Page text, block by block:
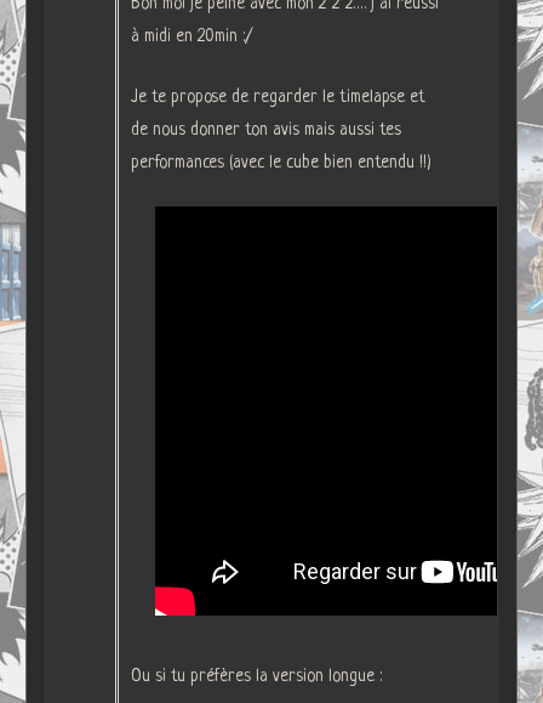
Bon moi je peine avec mon 2*2*2…. j’ai réussi
à midi en 20min :/
Je te propose de regarder le timelapse et
de nous donner ton avis mais aussi tes
performances (avec le cube bien entendu !!)
Ou si tu préfères la version longue :